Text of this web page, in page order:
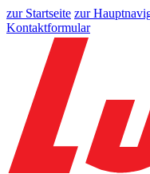
zur Startseite zur
Kontaktformular